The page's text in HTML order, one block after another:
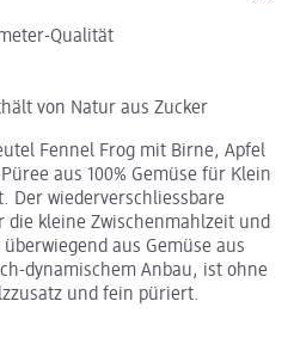
Qualität
von Natur aus Zucker
Fennel Frog mit Birne, Apfel
aus 100% Gemüse für Klein
Der wiederverschliessbare
kleine Zwischenmahlzeit und
aus Gemüse aus
dynamischem Anbau, ist ohne
und fein püriert.